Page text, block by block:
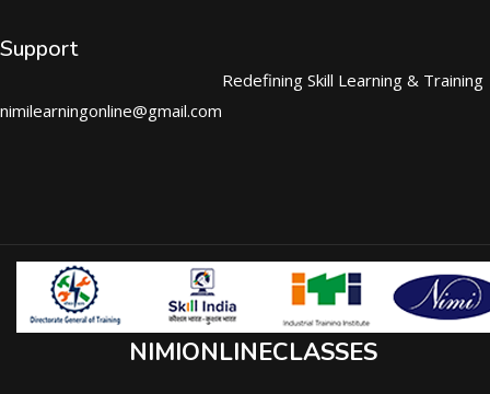
Support
nimilearningonline@gmail.com
Redefining Skill Learning & Training
NIMIONLINECLASSES